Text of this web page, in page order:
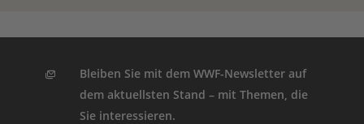
Bleiben Sie mit dem WWF-Newsletter auf
dem aktuellsten Stand – mit Themen, die
Sie interessieren.